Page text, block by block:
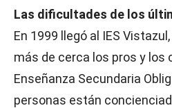
Las dificultades de los
En 1999 llegó al IES
más de cerca los pros y los
Enseñanza Secundaria
personas están